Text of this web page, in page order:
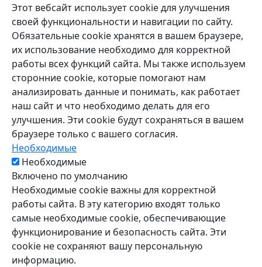
Этот вебсайт использует cookie для улучшения
своей функциональности и навигации по сайту.
Обязательные cookie хранятся в вашем браузере,
их использование необходимо для корректной
работы всех функций сайта. Мы также используем
сторонние cookie, которые помогают нам
анализировать данные и понимать, как работает
наш сайт и что необходимо делать для его
улучшения. Эти cookie будут сохраняться в вашем
браузере только с вашего согласия.
Необходимые
Необходимые
Включено по умолчанию
Необходимые cookie важны для корректной
работы сайта. В эту категорию входят только
самые необходимые cookie, обеспечивающие
функционирование и безопасность сайта. Эти
cookie не сохраняют вашу персональную
информацию.